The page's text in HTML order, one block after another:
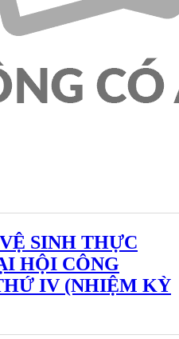
SINH THỰC
HỘI CÔNG
IV (NHIỆM KỲ